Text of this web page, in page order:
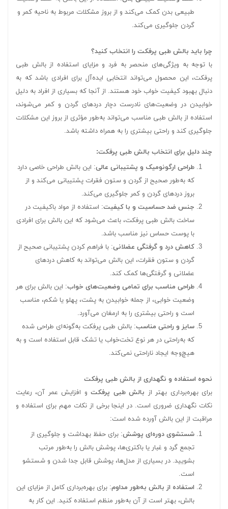
طبیعی بدن کمک می‌کند و از بروز مشکلات مربوط به ناحیه کمر و
گردن جلوگیری می‌کند.
چرا باید بالش طبی پرفکت را انتخاب کنید؟
با توجه به ویژگی‌های منحصر به فرد و مزایای استفاده از بالش طبی
پرفکت، این محصول می‌تواند انتخابی ایده‌آل برای افرادی باشد که به
دنبال بهبود کیفیت خواب خود هستند. از آنجا که بسیاری از افراد به دلیل
خوابیدن در وضعیت‌های نادرست دچار دردهای گردن و کمر می‌شوند،
استفاده از بالش طبی مناسب می‌تواند به‌طور مؤثری از بروز این مشکلات
جلوگیری کند و راحتی بیشتری را به همراه داشته باشد.
چند دلیل برای انتخاب بالش طبی پرفکت:
طراحی ارگونومیک و پشتیبانی عالی: این بالش طراحی خاصی دارد
که به‌طور صحیح از گردن و ستون فقرات پشتیبانی می‌کند و از
بروز دردهای گردن و کمر جلوگیری می‌کند.
جنس ضد حساسیت و با کیفیت: استفاده از مواد باکیفیت در
ساخت بالش طبی پرفکت، باعث می‌شود که این بالش برای افرادی
با پوست حساس نیز مناسب باشد.
کاهش درد و گرفتگی عضلانی: با فراهم کردن پشتیبانی صحیح از
گردن و ستون فقرات، این بالش می‌تواند به کاهش دردهای
عضلانی و گرفتگی‌ها کمک کند.
طراحی مناسب برای تمامی وضعیت‌های خواب: این بالش برای هر
وضعیت خوابی، از جمله خوابیدن به پشت، پهلو یا شکم، مناسب
است و راحتی بیشتری را به ارمغان می‌آورد.
سایز و راحتی مناسب: بالش طبی پرفکت به‌گونه‌ای طراحی شده
که به‌راحتی در هر نوع تخت‌خواب یا تشک قابل استفاده است و به
هیچ‌وجه ایجاد ناراحتی نمی‌کند.
نحوه استفاده و نگهداری از بالش طبی پرفکت
برای بهره‌برداری بهتر از بالش طبی پرفکتو افزایش عمر آن، رعایت
نکات نگهداری ضروری است. در اینجا برخی از نکات مهم برای استفاده و
مراقبت از این بالش آورده شده است:
شستشوی دوره‌ای پوشش: برای حفظ بهداشت و جلوگیری از
تجمع گرد و غبار یا باکتری‌ها، پوشش بالش را به‌طور مرتب
بشویید. در بسیاری از مدل‌ها، پوشش قابل جدا شدن و شستشو
است.
استفاده از بالش به‌طور مداوم: برای بهره‌برداری کامل از مزایای این
بالش، بهتر است از آن به‌طور منظم استفاده کنید. این کار به